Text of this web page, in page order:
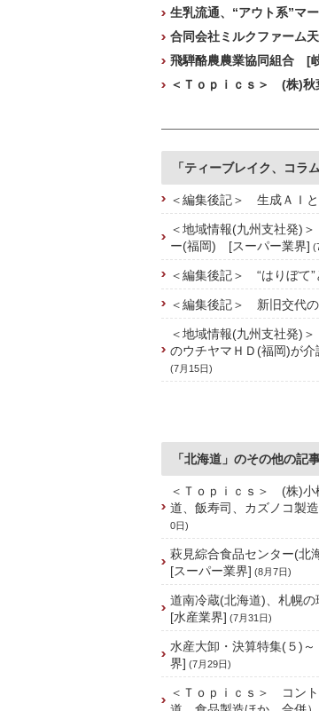
生乳流通、“アウト系”マ
合同会社ミルクファーム
飛騨酪農農業協同組合 [
＜Ｔｏｐｉｃｓ＞ (株)秋
「ティーブレイク、コラ
＜編集後記＞ 生成ＡＩ
＜地域情報(九州支社発)
ー(福岡) [スーパー業界]
＜編集後記＞ “はりぼて
＜編集後記＞ 新旧交代
＜地域情報(九州支社発)
のウチヤマＨＤ(福岡)が
(7月15日)
「北海道」のその他の記
＜Ｔｏｐｉｃｓ＞ (株)小
道、飯寿司、カズノコ製
0日)
萩見綜合食品センター(北
[スーパー業界] (8月7日)
道南冷蔵(北海道)、札幌
[水産業界] (7月31日)
水産大卸・決算特集(５)
界] (7月29日)
＜Ｔｏｐｉｃｓ＞ コン